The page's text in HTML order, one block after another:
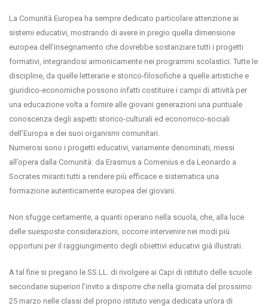
La Comunità Europea ha sempre dedicato particolare attenzione ai
sistemi educativi, mostrando di avere in pregio quella dimensione
europea dell’insegnamento che dovrebbe sostanziare tutti i progetti
formativi, integrandosi armonicamente nei programmi scolastici. Tutte le
discipline, da quelle letterarie e storico-filosofiche a quelle artistiche e
giuridico-economiche possono infatti costituire i campi di attività per
una educazione volta a fornire alle giovani generazioni una puntuale
conoscenza degli aspetti storico-culturali ed economico-sociali
dell’Europa e dei suoi organismi comunitari.
Numerosi sono i progetti educativi, variamente denominati, messi
all’opera dalla Comunità: da Erasmus a Comenius e da Leonardo a
Socrates miranti tutti a rendere più efficace e sistematica una
formazione autenticamente europea dei giovani.
Non sfugge certamente, a quanti operano nella scuola, che, alla luce
delle suesposte considerazioni, occorre intervenire nei modi più
opportuni per il raggiungimento degli obiettivi educativi già illustrati.
A tal fine si pregano le SS.LL. di rivolgere ai Capi di istituto delle scuole
secondarie superiori l’invito a disporre che nella giornata del prossimo
25 marzo nelle classi del proprio istituto venga dedicata un’ora di